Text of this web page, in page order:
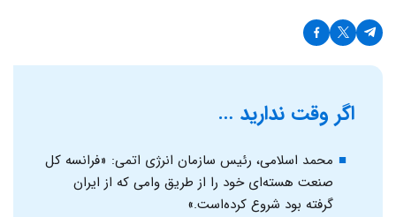
اگر وقت ندارید …
محمد اسلامی، رئیس سازمان انرژی اتمی: «فرانسه کل
صنعت هسته‌ای خود را از طریق وامی که از ایران
گرفته بود شروع کرده‌است.»